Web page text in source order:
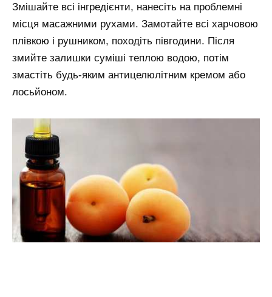
Змішайте всі інгредієнти, нанесіть на проблемні
місця масажними рухами. Замотайте всі харчовою
плівкою і рушником, походіть півгодини. Після
змийте залишки суміші теплою водою, потім
змастіть будь-яким антицелюлітним кремом або
лосьйоном.